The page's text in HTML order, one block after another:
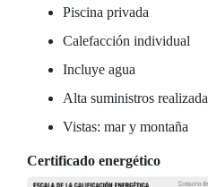
Piscina privada
Calefacción individual
Incluye agua
Alta suministros realizada
Vistas: mar y montaña
Certificado energético